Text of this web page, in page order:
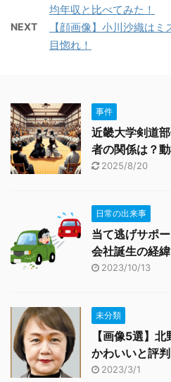
均年収と比べてみた！
NEXT
【顔画像】小川沙織は
目惚れ！
事件
近畿大学剣道
者の関係は？
2025/8/20
日常の出来事
当て逃げサポ
会社誕生の経緯
2023/10/13
未分類
【画像5選】
かわいいと評
2023/3/1